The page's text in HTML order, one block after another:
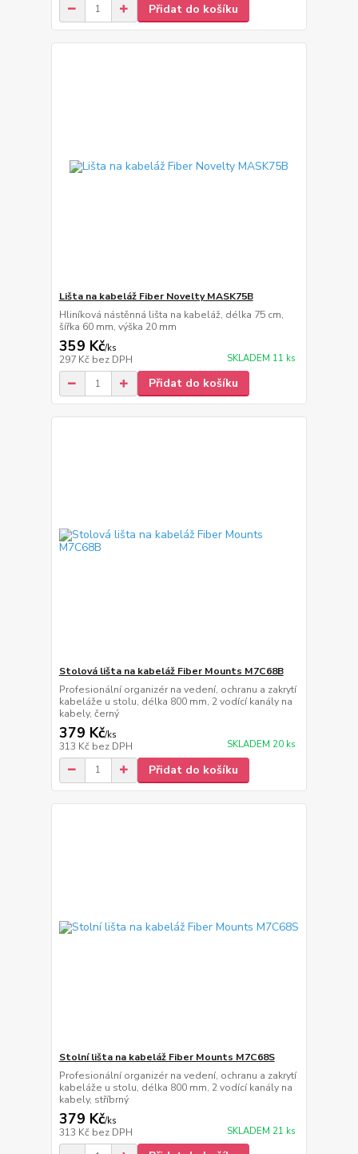
Přidat do košíku
Lišta na kabeláž Fiber Novelty MASK75B
Hliníková nástěnná lišta na kabeláž, délka 75 cm,
šířka 60 mm, výška 20 mm
359 Kč/ks
297 Kč bez DPH SKLADEM 11 ks
Přidat do košíku
Stolová lišta na kabeláž Fiber Mounts M7C68B
Profesionální organizér na vedení, ochranu a zakrytí
kabeláže u stolu, délka 800 mm, 2 vodící kanály na
kabely, černý
379 Kč/ks
313 Kč bez DPH SKLADEM 20 ks
Přidat do košíku
Stolní lišta na kabeláž Fiber Mounts M7C68S
Profesionální organizér na vedení, ochranu a zakrytí
kabeláže u stolu, délka 800 mm, 2 vodící kanály na
kabely, stříbrný
379 Kč/ks
313 Kč bez DPH SKLADEM 21 ks